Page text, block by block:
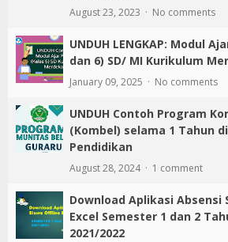
August 23, 2023 No comments
UNDUH LENGKAP: Modul
dan 6) SD/ MI Kurikulum
January 09, 2025 No comments
UNDUH Contoh Program
(Kombel) selama 1 Tahun
Pendidikan
August 28, 2024 1 comment
Download Aplikasi Absensi
Excel Semester 1 dan 2
2021/2022